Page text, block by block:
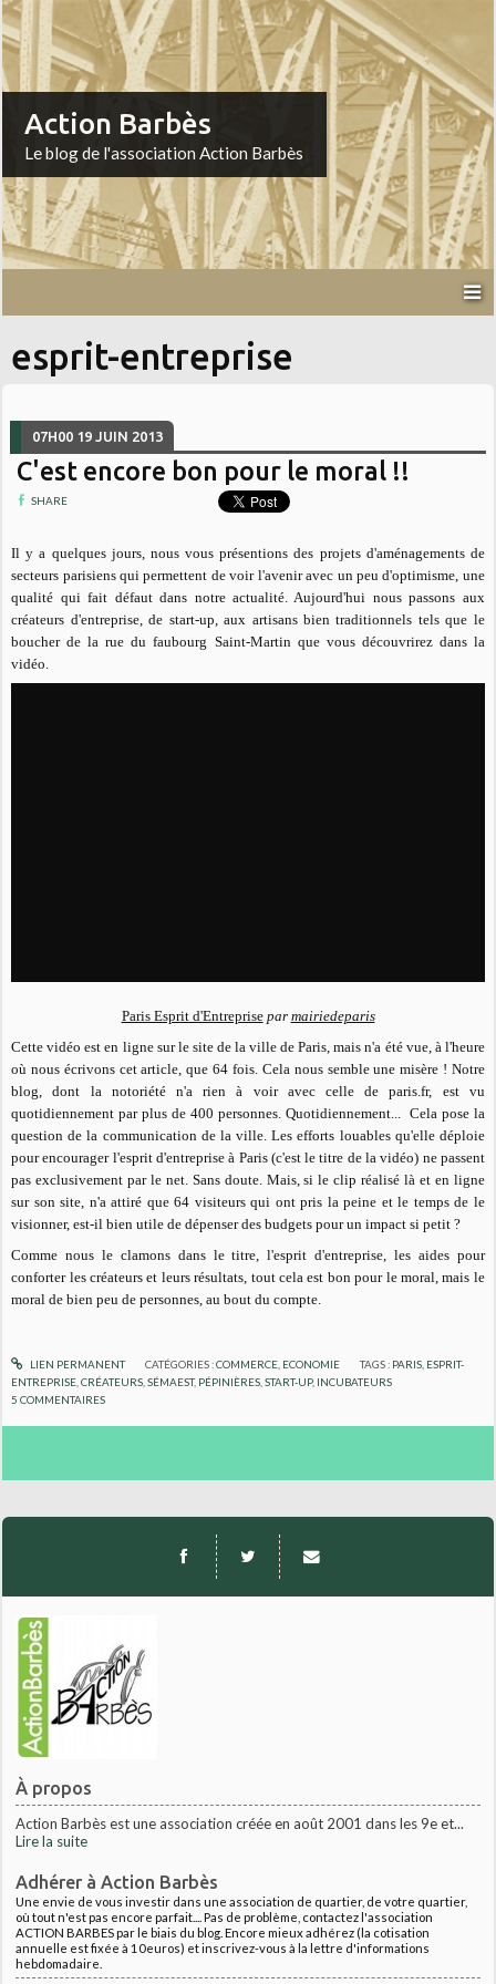
À propos
Action Barbès est une association créée en août 2001 dans les 9e et...
Lire la suite
Adhérer à Action Barbès
Une envie de vous investir dans une association de quartier, de votre quartier,
où tout n'est pas encore parfait.... Pas de problème, contactez l'association
ACTION BARBES par le biais du blog. Encore mieux adhérez (la cotisation
annuelle est fixée à 10euros) et inscrivez-vous à la lettre d'informations
hebdomadaire.
Action Barbès
Le blog de l'association Action Barbès
esprit-entreprise
07H00 19 JUIN 2013
C'est encore bon pour le moral !!
SHARE
Il y a quelques jours, nous vous présentions des projets d'aménagements de
secteurs parisiens qui permettent de voir l'avenir avec un peu d'optimisme, une
qualité qui fait défaut dans notre actualité. Aujourd'hui nous passons aux
créateurs d'entreprise, de start-up, aux artisans bien traditionnels tels que le
boucher de la rue du faubourg Saint-Martin que vous découvrirez dans la
vidéo.
Paris Esprit d'Entreprise par mairiedeparis
Cette vidéo est en ligne sur le site de la ville de Paris, mais n'a été vue, à l'heure
où nous écrivons cet article, que 64 fois. Cela nous semble une misère ! Notre
blog, dont la notoriété n'a rien à voir avec celle de paris.fr, est vu
quotidiennement par plus de 400 personnes. Quotidiennement... Cela pose la
question de la communication de la ville. Les efforts louables qu'elle déploie
pour encourager l'esprit d'entreprise à Paris (c'est le titre de la vidéo) ne passent
pas exclusivement par le net. Sans doute. Mais, si le clip réalisé là et en ligne
sur son site, n'a attiré que 64 visiteurs qui ont pris la peine et le temps de le
visionner, est-il bien utile de dépenser des budgets pour un impact si petit ?
Comme nous le clamons dans le titre, l'esprit d'entreprise, les aides pour
conforter les créateurs et leurs résultats, tout cela est bon pour le moral, mais le
moral de bien peu de personnes, au bout du compte.
LIEN PERMANENT CATÉGORIES :COMMERCE, ECONOMIE TAGS : PARIS ESPRIT-
ENTREPRISE ,CRÉATEURS ,SÉMAEST, PÉPINIÈRES ,START-UP, INCUBATEURS
5 COMMENTAIRES